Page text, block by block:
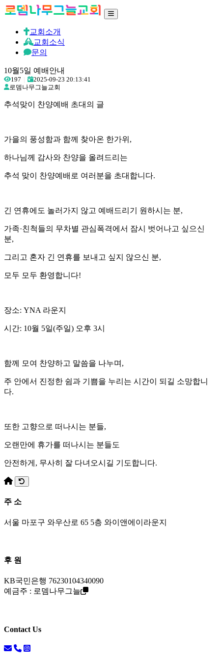
교회소개
교회소식
문의
10월5일 예배안내
197
2025-09-23 20:13:41
로뎀나무그늘교회
추석맞이 찬양예배 초대의 글
가을의 풍성함과 함께 찾아온 한가위,
하나님께 감사와 찬양을 올려드리는
추석 맞이 찬양예배로 여러분을 초대합니다.
긴 연휴에도 놀러가지 않고 예배드리기 원하시는 분,
가족·친척들의 무차별 관심폭격에서 잠시 벗어나고 싶으신
분,
그리고 혼자 긴 연휴를 보내고 싶지 않으신 분,
모두 모두 환영합니다!
장소: YNA 라운지
시간: 10월 5일(주일) 오후 3시
함께 모여 찬양하고 말씀을 나누며,
주 안에서 진정한 쉼과 기쁨을 누리는 시간이 되길 소망합니
다.
또한 고향으로 떠나시는 분들,
오랜만에 휴가를 떠나시는 분들도
안전하게, 무사히 잘 다녀오시길 기도합니다.
주 소
서울 마포구 와우산로 65 5층 와이앤에이라운지
후 원
KB국민은행 76230104340090
예금주 : 로뎀나무그늘
Contact Us